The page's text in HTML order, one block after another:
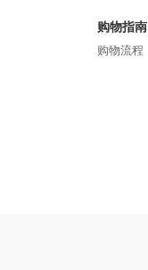
购物指南
购物流程